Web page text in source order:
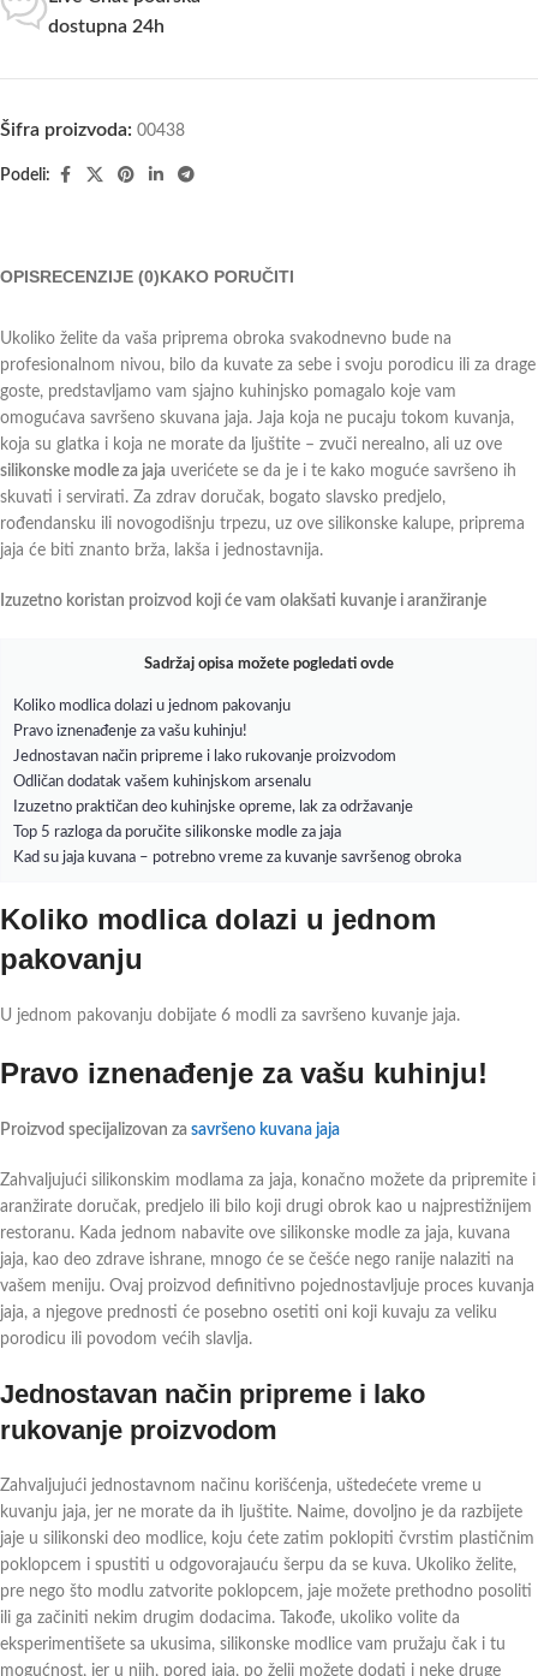
dostupna 24h
Šifra proizvoda: 00438
Podeli:
OPISRECENZIJE (0)KAKO PORUČITI
Ukoliko želite da vaša priprema obroka svakodnevno bude na
profesionalnom nivou, bilo da kuvate za sebe i svoju porodicu ili za drage
goste, predstavljamo vam sjajno kuhinjsko pomagalo koje vam
omogućava savršeno skuvana jaja. Jaja koja ne pucaju tokom kuvanja,
koja su glatka i koja ne morate da ljuštite – zvuči nerealno, ali uz ove
silikonske modle za jaja uverićete se da je i te kako moguće savršeno ih
skuvati i servirati. Za zdrav doručak, bogato slavsko predjelo,
rođendansku ili novogodišnju trpezu, uz ove silikonske kalupe, priprema
jaja će biti znanto brža, lakša i jednostavnija.
Izuzetno koristan proizvod koji će vam olakšati kuvanje i aranžiranje
Sadržaj opisa možete pogledati ovde
Koliko modlica dolazi u jednom pakovanju
Pravo iznenađenje za vašu kuhinju!
Jednostavan način pripreme i lako rukovanje proizvodom
Odličan dodatak vašem kuhinjskom arsenalu
Izuzetno praktičan deo kuhinjske opreme, lak za održavanje
Top 5 razloga da poručite silikonske modle za jaja
Kad su jaja kuvana – potrebno vreme za kuvanje savršenog obroka
Koliko modlica dolazi u jednom
pakovanju
U jednom pakovanju dobijate 6 modli za savršeno kuvanje jaja.
Pravo iznenađenje za vašu kuhinju!
Proizvod specijalizovan za savršeno kuvana jaja
Zahvaljujući silikonskim modlama za jaja, konačno možete da pripremite i
aranžirate doručak, predjelo ili bilo koji drugi obrok kao u najprestižnijem
restoranu. Kada jednom nabavite ove silikonske modle za jaja, kuvana
jaja, kao deo zdrave ishrane, mnogo će se češće nego ranije nalaziti na
vašem meniju. Ovaj proizvod definitivno pojednostavljuje proces kuvanja
jaja, a njegove prednosti će posebno osetiti oni koji kuvaju za veliku
porodicu ili povodom većih slavlja.
Jednostavan način pripreme i lako
rukovanje proizvodom
Zahvaljujući jednostavnom načinu korišćenja, uštedećete vreme u
kuvanju jaja, jer ne morate da ih ljuštite. Naime, dovoljno je da razbijete
jaje u silikonski deo modlice, koju ćete zatim poklopiti čvrstim plastičnim
poklopcem i spustiti u odgovorajauću šerpu da se kuva. Ukoliko želite,
pre nego što modlu zatvorite poklopcem, jaje možete prethodno posoliti
ili ga začiniti nekim drugim dodacima. Takođe, ukoliko volite da
eksperimentišete sa ukusima, silikonske modlice vam pružaju čak i tu
mogućnost, jer u njih, pored jaja, po želji možete dodati i neke druge